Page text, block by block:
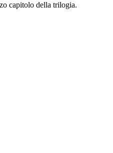
capitolo della trilogia.